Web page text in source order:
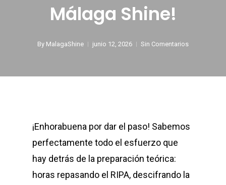
Málaga Shine!
By MalagaShine junio 12, 2026 Sin Comentarios
¡Enhorabuena por dar el paso! Sabemos
perfectamente todo el esfuerzo que
hay detrás de la preparación teórica:
horas repasando el RIPA, descifrando la